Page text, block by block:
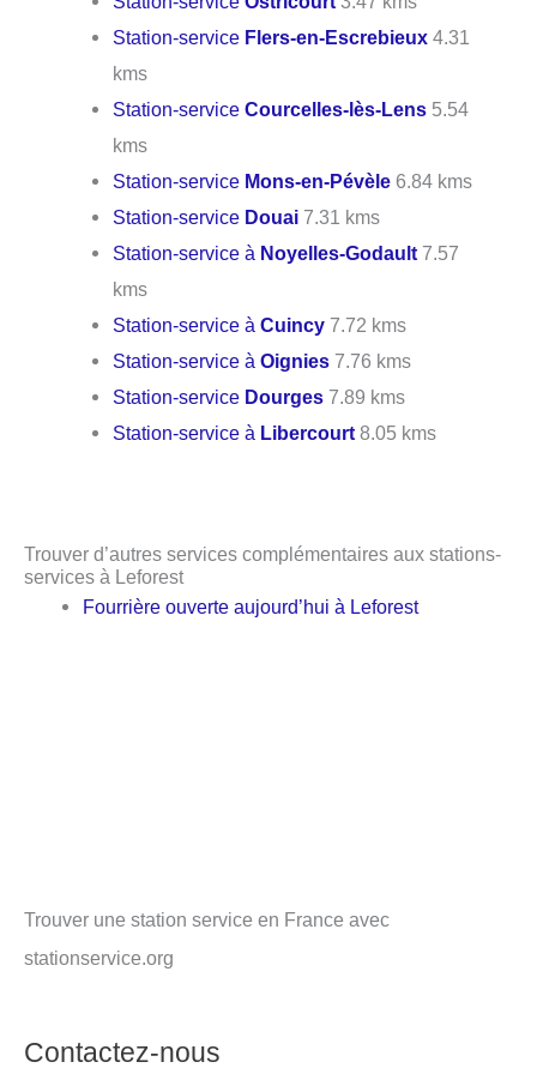
Station-service Flers-en-Escrebieux 4.31
kms
Station-serviceCourcelles-lès-Lens 5.54
kms
Station-service Mons-en-Pévèle 6.84 kms
Station-service Douai 7.31 kms
Station-service à Noyelles-Godault 7.57
kms
Station-service àCuincy 7.72 kms
Station-service àOignies 7.76 kms
Station-service Dourges 7.89 kms
Station-service à Libercourt 8.05 kms
Trouver d’autres services complémentaires aux stations-
services à Leforest
Fourrière ouverte aujourd’hui à Leforest
Trouver une station service en France avec
stationservice.org
Contactez-nous